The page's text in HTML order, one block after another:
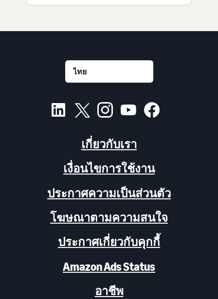
เกี่ยวกับเรา
เงื่อนไขการใช้งาน
ประกาศความเป็นส่วนตัว
โฆษณาตามความสนใจ
ประกาศเกี่ยวกับคุกกี้
Amazon Ads Status
อาชีพ